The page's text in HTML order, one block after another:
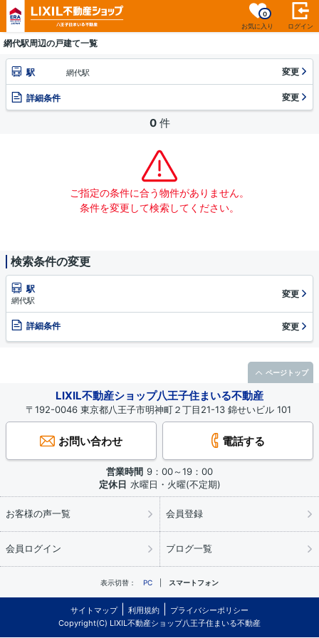
お気に入り
0
ログイン
網代駅周辺の戸建て一覧
駅 網代駅 変更
詳細条件 変更
0 件
ご指定の条件に合う物件がありません。
条件を変更して検索してください。
検索条件の変更
駅
網代駅
変更
詳細条件 変更
LIXIL不動産ショップ八王子住まいる不動産
〒192-0046 東京都八王子市明神町２丁目21-13 錦せいビル 101
お問い合わせ 電話する
営業時間 9：00～19：00
定休日 水曜日・火曜(不定期)
お客様の声一覧 会員登録
会員ログイン ブログ一覧
表示切替： PC スマートフォン
サイトマップ 利用規約
プライバシーポリシー
Copyright(C) LIXIL不動産ショップ八王子住まいる不動産
ページトップ